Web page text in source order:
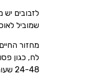
לזבובים
שמוביל
מחזור
24-48 שעות.